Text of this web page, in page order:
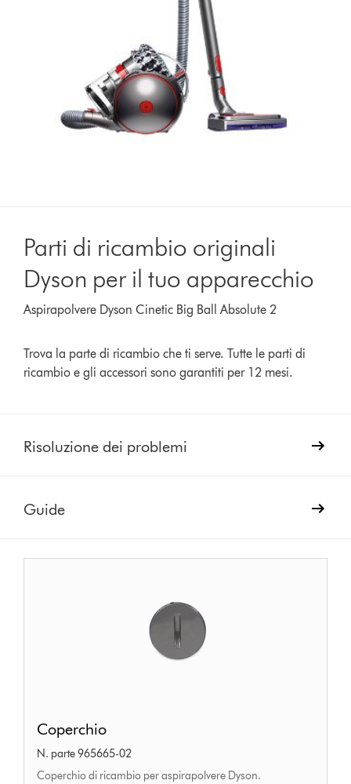
Parti di ricambio originali
Dyson per il tuo apparecchio
Aspirapolvere Dyson Cinetic Big Ball Absolute 2
Trova la parte di ricambio che ti serve. Tutte le parti di
ricambio e gli accessori sono garantiti per 12 mesi.
Risoluzione dei problemi
Guide
Coperchio
N. parte 965665-02
Coperchio di ricambio per aspirapolvere Dyson.